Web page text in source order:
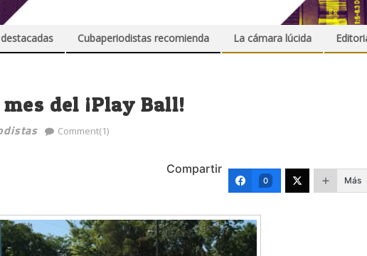
Cubaperiodistas recomienda La cámara lúcida
del ¡Play Ball!
Comment(1)
Compartir
0 Más